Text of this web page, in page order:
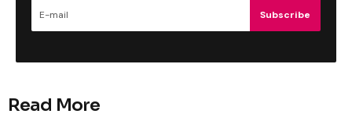
Subscribe
Read More